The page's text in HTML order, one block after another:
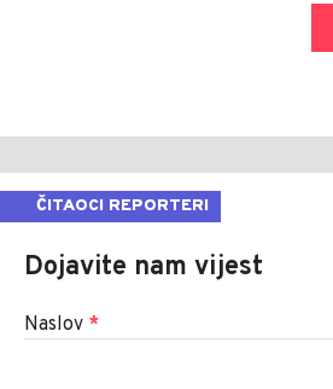
ČITAOCI REPORTERI
Dojavite nam vijest
Naslov *